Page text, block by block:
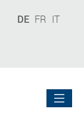
DE FR IT